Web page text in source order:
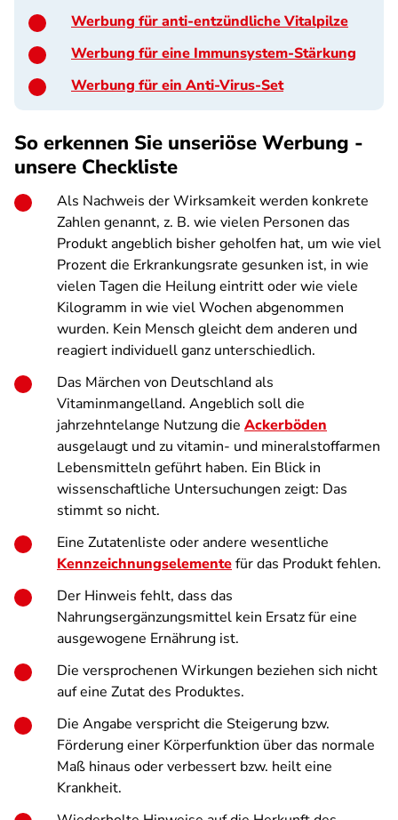
Werbung für anti-entzündliche Vitalpilze
Werbung für eine Immunsystem-Stärkung
Werbung für ein Anti-Virus-Set
So erkennen Sie unseriöse Werbung -
unsere Checkliste
Als Nachweis der Wirksamkeit werden konkrete
Zahlen genannt, z. B. wie vielen Personen das
Produkt angeblich bisher geholfen hat, um wie viel
Prozent die Erkrankungsrate gesunken ist, in wie
vielen Tagen die Heilung eintritt oder wie viele
Kilogramm in wie viel Wochen abgenommen
wurden. Kein Mensch gleicht dem anderen und
reagiert individuell ganz unterschiedlich.
Das Märchen von Deutschland als
Vitaminmangelland. Angeblich soll die
jahrzehntelange Nutzung die Ackerböden
ausgelaugt und zu vitamin- und mineralstoffarmen
Lebensmitteln geführt haben. Ein Blick in
wissenschaftliche Untersuchungen zeigt: Das
stimmt so nicht.
Eine Zutatenliste oder andere wesentliche
Kennzeichnungselementefür das Produkt fehlen.
Der Hinweis fehlt, dass das
Nahrungsergänzungsmittel kein Ersatz für eine
ausgewogene Ernährung ist.
Die versprochenen Wirkungen beziehen sich nicht
auf eine Zutat des Produktes.
Die Angabe verspricht die Steigerung bzw.
Förderung einer Körperfunktion über das normale
Maß hinaus oder verbessert bzw. heilt eine
Krankheit.